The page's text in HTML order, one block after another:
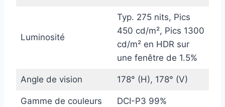
Luminosité
Typ. 275 nits, Pics
450 cd/m², Pics 1300
cd/m² en HDR sur
une fenêtre de 1.5%
Angle de vision 178° (H), 178° (V)
Gamme de couleurs DCI-P3 99%